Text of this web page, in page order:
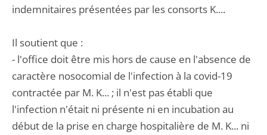
indemnitaires présentées par les consorts K....
Il soutient que :
- l'office doit être mis hors de cause en l'absence de
caractère nosocomial de l'infection à la covid-19
contractée par M. K... ; il n'est pas établi que
l'infection n'était ni présente ni en incubation au
début de la prise en charge hospitalière de M. K... ni